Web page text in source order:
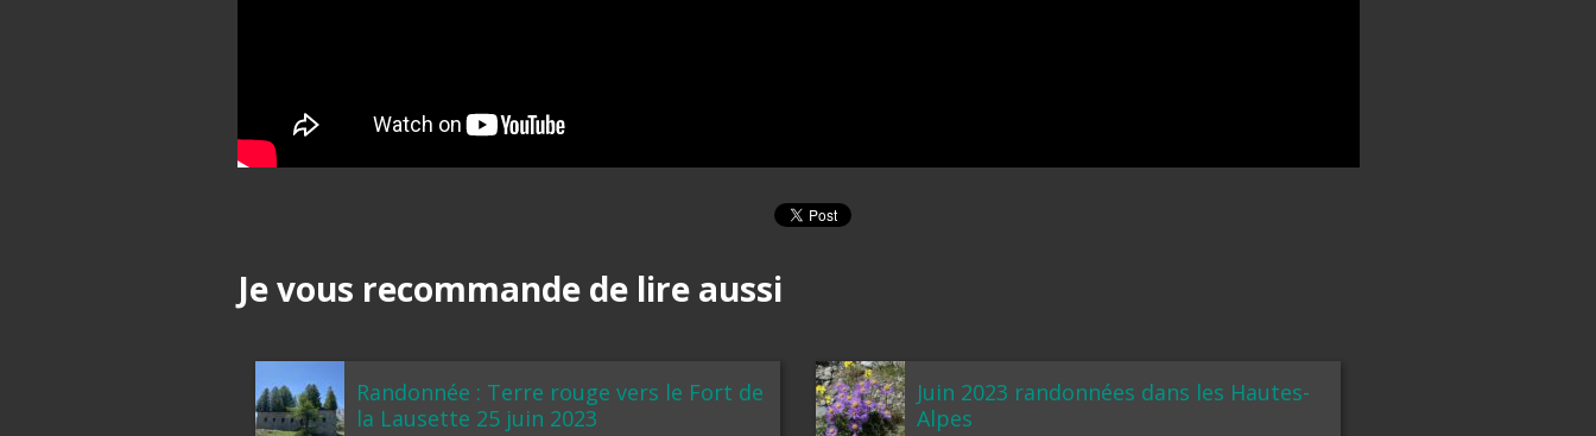
Je vous recommande de lire aussi
Randonnée : Terre rouge vers le Fort de
la Lausette 25 juin 2023
Juin 2023 randonnées dans les Hautes-
Alpes